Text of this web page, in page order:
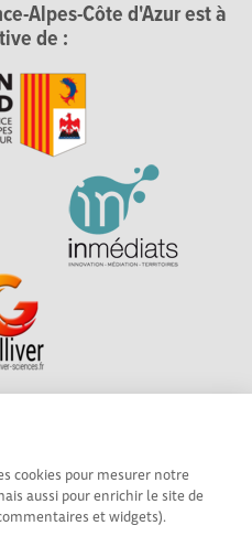
cookies pour mesurer notre
aussi pour enrichir le site de
et widgets).
Alpes-Côte d'Azur est à
de :
Côte d'Azur est à
et l'Innovation Provence-
est mise en oeuvre pour